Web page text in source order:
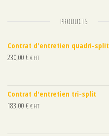
PRODUCTS
Contrat d'entretien quadri-split
230,00 €€ HT
Contrat d'entretien tri-split
183,00 €€ HT